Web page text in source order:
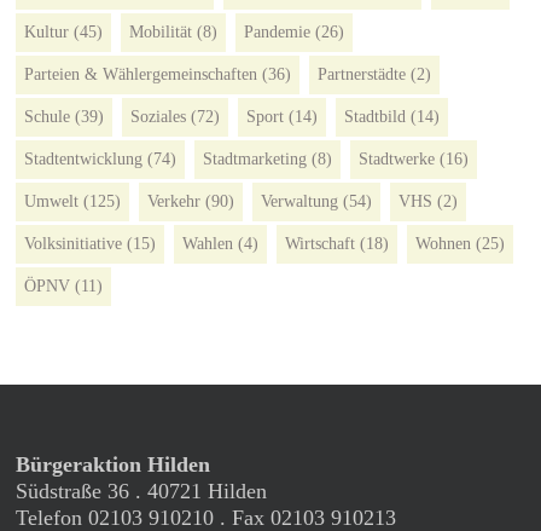
Kultur (45) Mobilität (8) Pandemie (26)
Parteien & Wählergemeinschaften (36) Partnerstädte (2)
Schule (39) Soziales (72) Sport (14) Stadtbild (14)
Stadtentwicklung (74) Stadtmarketing (8) Stadtwerke (16)
Umwelt (125) Verkehr (90) Verwaltung (54) VHS (2)
Volksinitiative (15) Wahlen (4) Wirtschaft (18) Wohnen (25)
ÖPNV (11)
Bürgeraktion Hilden
Südstraße 36 . 40721 Hilden
Telefon 02103 910210 . Fax 02103 910213